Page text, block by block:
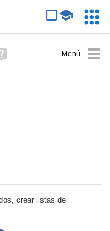
avanzada
crear listas de